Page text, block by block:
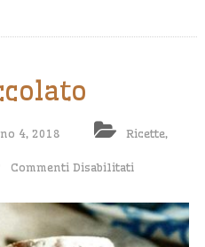
4, 2018 Ricette,
Commenti Disabilitati
Al
Cioccolato